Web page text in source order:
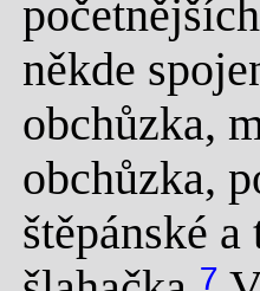
někde
obchůzka,
obchůzka,
štěpánské
7